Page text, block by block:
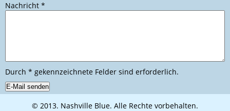
Nachricht *
Durch * gekennzeichnete Felder sind erforderlich.
© 2013. Nashville Blue. Alle Rechte vorbehalten.